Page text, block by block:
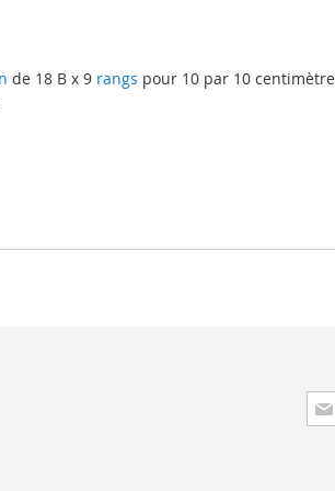
de 18 B x 9 rangs pour 10 par 10
à